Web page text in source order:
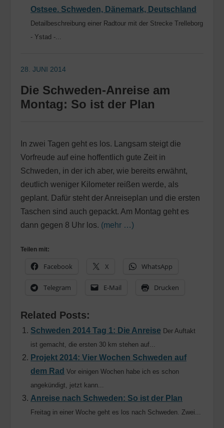
Ostsee. Schweden, Dänemark, Deutschland
Detailbeschreibung einer Radtour mit der Strecke Trelleborg
- Ystad -...
28. JUNI 2014
Die Schweden-Anreise am
Montag: So ist der Plan
In zwei Tagen geht es los. Langsam steigt die
Vorfreude auf eine hoffentlich gute Zeit in
Schweden, in der ich aber, wie bereits erwähnt,
deutlich weniger Kilometer reißen werde, als
geplant. Dafür steht der Anreiseplan und die ersten
Taschen sind auch gepackt. Am Montag geht es
dann gegen 8 Uhr los. (mehr …)
Teilen mit:
Facebook X WhatsApp
Telegram E-Mail Drucken
Related Posts:
Schweden 2014 Tag 1: Die Anreise Der Auftakt
ist gemacht, die ersten 30 km stehen auf...
Projekt 2014: Vier Wochen Schweden auf
dem Rad Vor einigen Wochen habe ich es schon
angekündigt, jetzt kann...
Anreise nach Schweden: So ist der Plan
Freitag in einer Woche geht es los nach Schweden. Zwei...